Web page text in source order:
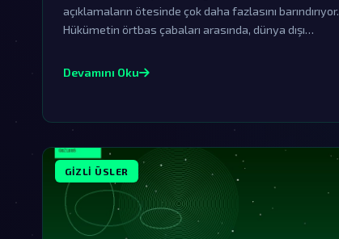
açıklamaların ötesinde çok daha fazlasını barındırıyor.
Hükümetin örtbas çabaları arasında, dünya dışı
Devamını Oku
GIZLI ÜSLER